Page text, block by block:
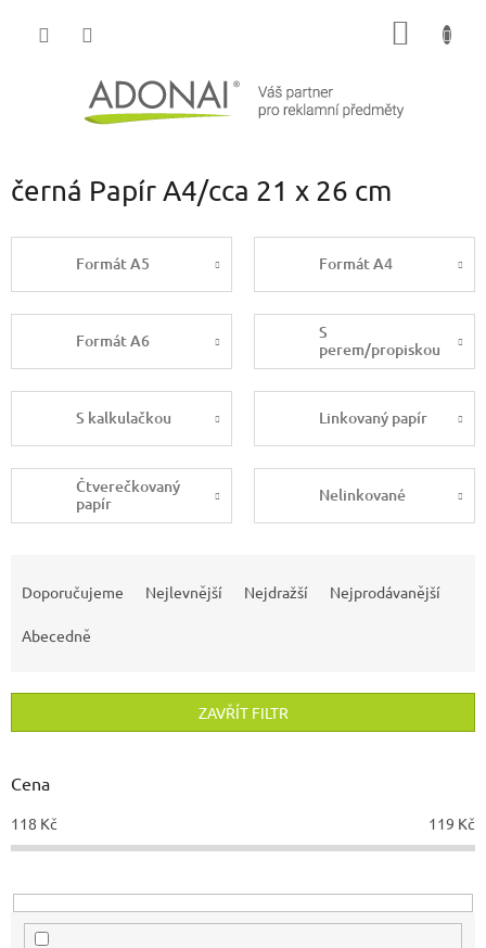
černá Papír A4/cca 21 x 26 cm
Formát A5 Formát A4
Formát A6
S
perem/propiskou
S kalkulačkou Linkovaný papír
Čtverečkovaný
papír
Nelinkované
r
d
k
t
Doporučujeme Nejlevnější Nejdražší Nejprodávanější
Abecedně
ZAVŘÍT FILTR
Cena
118 Kč 119 Kč